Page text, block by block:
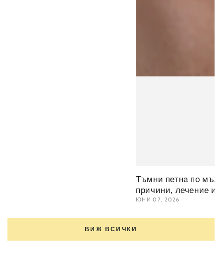
Тъмни петна по
причини, лечение и
ЮНИ 07, 2026
ВИЖ ВСИЧКИ